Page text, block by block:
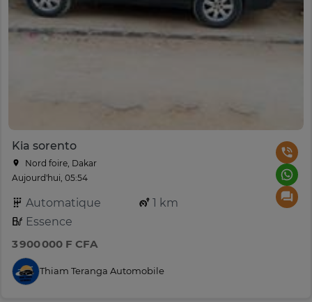
Kia sorento
Nord foire, Dakar
Aujourd'hui, 05:54
Automatique
1 km
Essence
3 900 000 F CFA
Thiam Teranga Automobile